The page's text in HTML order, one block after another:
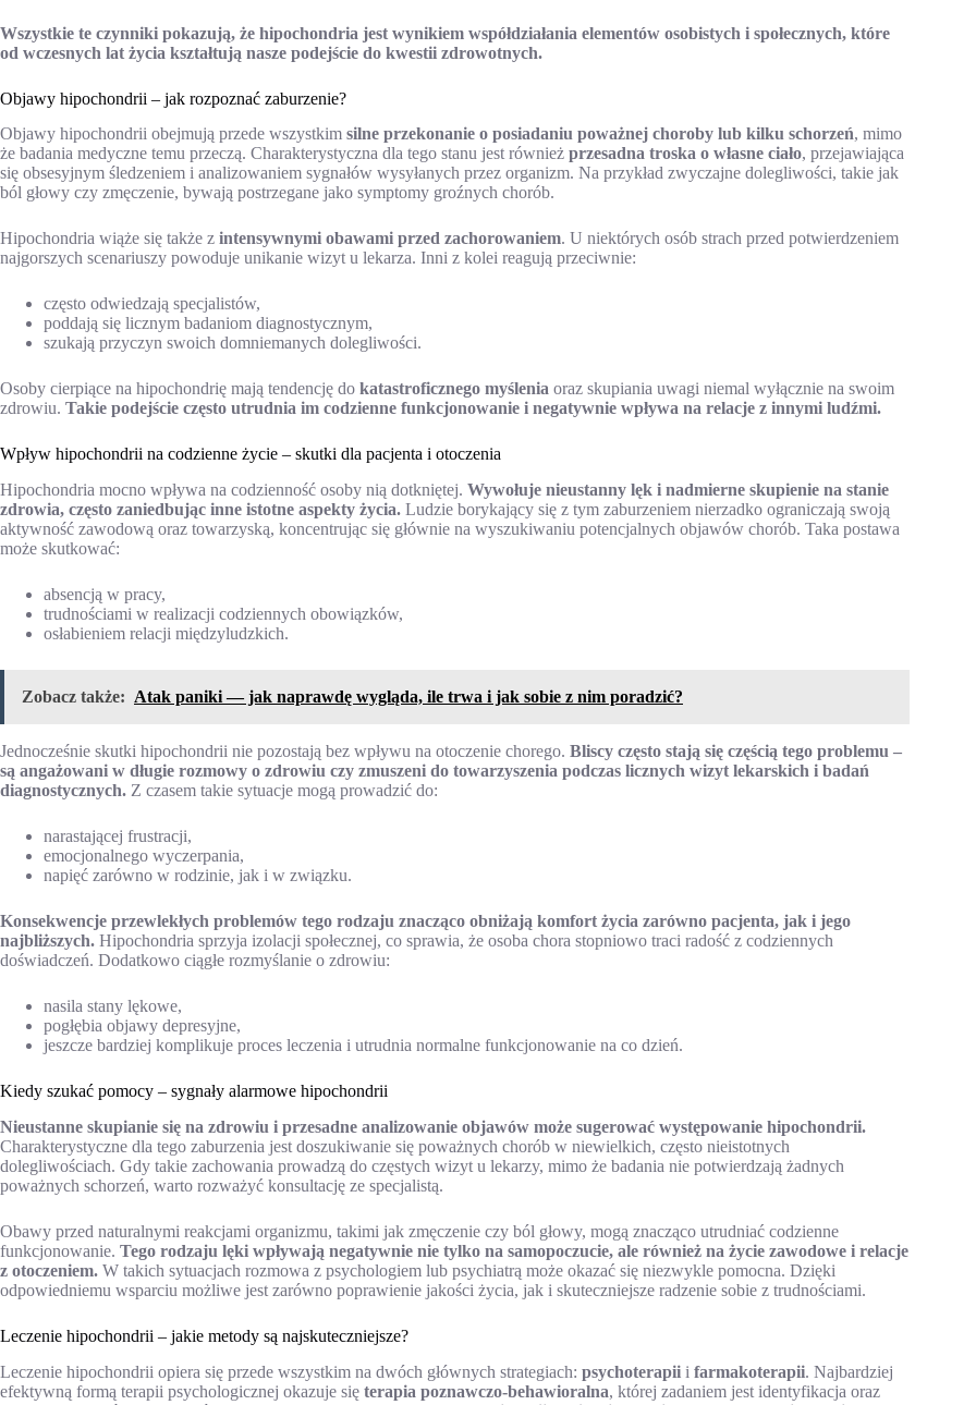
Wszystkie te czynniki pokazują, że hipochondria jest wynikiem współdziałania elementów osobistych i społecznych, które
od wczesnych lat życia kształtują nasze podejście do kwestii zdrowotnych.
Objawy hipochondrii – jak rozpoznać zaburzenie?
Objawy hipochondrii obejmują przede wszystkim silne przekonanie o posiadaniu poważnej choroby lub kilku schorzeń, mimo
że badania medyczne temu przeczą. Charakterystyczna dla tego stanu jest również przesadna troska o własne ciało, przejawiająca
się obsesyjnym śledzeniem i analizowaniem sygnałów wysyłanych przez organizm. Na przykład zwyczajne dolegliwości, takie jak
ból głowy czy zmęczenie, bywają postrzegane jako symptomy groźnych chorób.
Hipochondria wiąże się także z intensywnymi obawami przed zachorowaniem. U niektórych osób strach przed potwierdzeniem
najgorszych scenariuszy powoduje unikanie wizyt u lekarza. Inni z kolei reagują przeciwnie:
często odwiedzają specjalistów,
poddają się licznym badaniom diagnostycznym,
szukają przyczyn swoich domniemanych dolegliwości.
Osoby cierpiące na hipochondrię mają tendencję do katastroficznego myślenia oraz skupiania uwagi niemal wyłącznie na swoim
zdrowiu. Takie podejście często utrudnia im codzienne funkcjonowanie i negatywnie wpływa na relacje z innymi ludźmi.
Wpływ hipochondrii na codzienne życie – skutki dla pacjenta i otoczenia
Hipochondria mocno wpływa na codzienność osoby nią dotkniętej. Wywołuje nieustanny lęk i nadmierne skupienie na stanie
zdrowia, często zaniedbując inne istotne aspekty życia. Ludzie borykający się z tym zaburzeniem nierzadko ograniczają swoją
aktywność zawodową oraz towarzyską, koncentrując się głównie na wyszukiwaniu potencjalnych objawów chorób. Taka postawa
może skutkować:
absencją w pracy,
trudnościami w realizacji codziennych obowiązków,
osłabieniem relacji międzyludzkich.
Zobacz także: Atak paniki — jak naprawdę wygląda, ile trwa i jak sobie z nim poradzić?
Jednocześnie skutki hipochondrii nie pozostają bez wpływu na otoczenie chorego. Bliscy często stają się częścią tego problemu –
są angażowani w długie rozmowy o zdrowiu czy zmuszeni do towarzyszenia podczas licznych wizyt lekarskich i badań
diagnostycznych. Z czasem takie sytuacje mogą prowadzić do:
narastającej frustracji,
emocjonalnego wyczerpania,
napięć zarówno w rodzinie, jak i w związku.
Konsekwencje przewlekłych problemów tego rodzaju znacząco obniżają komfort życia zarówno pacjenta, jak i jego
najbliższych. Hipochondria sprzyja izolacji społecznej, co sprawia, że osoba chora stopniowo traci radość z codziennych
doświadczeń. Dodatkowo ciągłe rozmyślanie o zdrowiu:
nasila stany lękowe,
pogłębia objawy depresyjne,
jeszcze bardziej komplikuje proces leczenia i utrudnia normalne funkcjonowanie na co dzień.
Kiedy szukać pomocy – sygnały alarmowe hipochondrii
Nieustanne skupianie się na zdrowiu i przesadne analizowanie objawów może sugerować występowanie hipochondrii.
Charakterystyczne dla tego zaburzenia jest doszukiwanie się poważnych chorób w niewielkich, często nieistotnych
dolegliwościach. Gdy takie zachowania prowadzą do częstych wizyt u lekarzy, mimo że badania nie potwierdzają żadnych
poważnych schorzeń, warto rozważyć konsultację ze specjalistą.
Obawy przed naturalnymi reakcjami organizmu, takimi jak zmęczenie czy ból głowy, mogą znacząco utrudniać codzienne
funkcjonowanie. Tego rodzaju lęki wpływają negatywnie nie tylko na samopoczucie, ale również na życie zawodowe i relacje
z otoczeniem. W takich sytuacjach rozmowa z psychologiem lub psychiatrą może okazać się niezwykle pomocna. Dzięki
odpowiedniemu wsparciu możliwe jest zarówno poprawienie jakości życia, jak i skuteczniejsze radzenie sobie z trudnościami.
Leczenie hipochondrii – jakie metody są najskuteczniejsze?
Leczenie hipochondrii opiera się przede wszystkim na dwóch głównych strategiach: psychoterapii i farmakoterapii. Najbardziej
efektywną formą terapii psychologicznej okazuje się terapia poznawczo-behawioralna, której zadaniem jest identyfikacja oraz